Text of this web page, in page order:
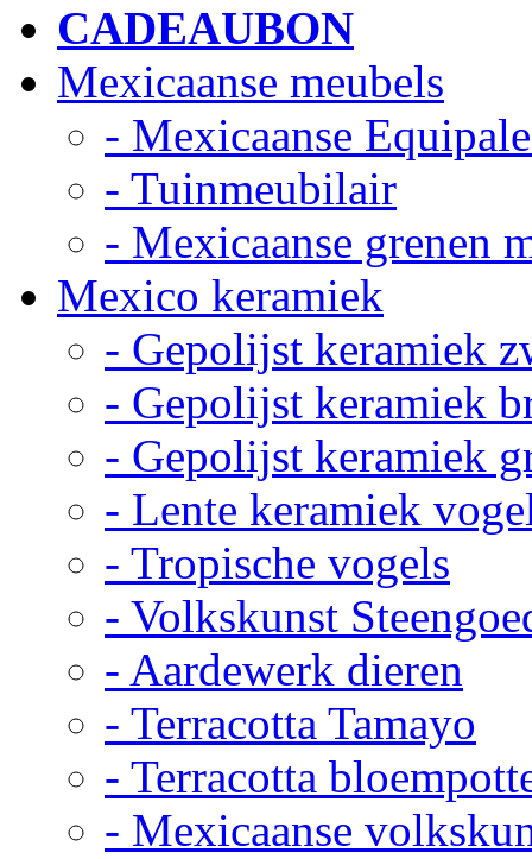
CADEAUBON
Mexicaanse meubels
- Mexicaanse
- Tuinmeubilair
- Mexicaanse grenen
Mexico keramiek
- Gepolijst keramiek
- Gepolijst keramiek
- Gepolijst keramiek
- Lente keramiek
- Tropische vogels
- Volkskunst
- Aardewerk dieren
- Terracotta Tamayo
- Terracotta
- Mexicaanse